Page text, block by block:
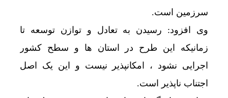
سرزمین است.
وی افزود: رسیدن به تعادل و توازن توسعه تا
زمانیکه این طرح در استان ها و سطح کشور
اجرایی نشود ، امکانپذیر نیست و این یک اصل
اجتناب ناپذیر است.